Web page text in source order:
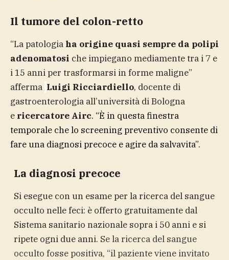
Il tumore del colon-retto
“La patologia ha origine quasi sempre da polipi
adenomatosi che impiegano mediamente tra i 7 e
i 15 anni per trasformarsi in forme maligne”
afferma Luigi Ricciardiello, docente di
gastroenterologia all’università di Bologna
e ricercatore Airc. “È in questa finestra
temporale che lo screening preventivo consente di
fare una diagnosi precoce e agire da salvavita”.
La diagnosi precoce
Si esegue con un esame per la ricerca del sangue
occulto nelle feci: è offerto gratuitamente dal
Sistema sanitario nazionale sopra i 50 anni e si
ripete ogni due anni. Se la ricerca del sangue
occulto fosse positiva, “il paziente viene invitato